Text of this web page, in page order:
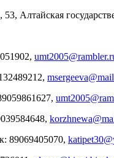
53, Алтайская
89069405070,